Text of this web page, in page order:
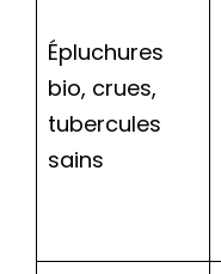
Épluchures
bio, crues,
tubercules
sains